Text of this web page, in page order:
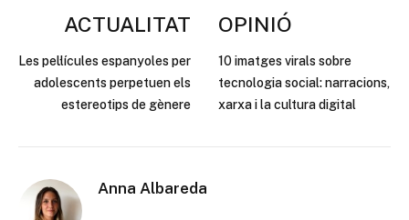
ACTUALITAT
Les pel·lícules espanyoles per
adolescents perpetuen els
estereotips de gènere
OPINIÓ
10 imatges virals sobre
tecnologia social: narracions,
xarxa i la cultura digital
Anna Albareda